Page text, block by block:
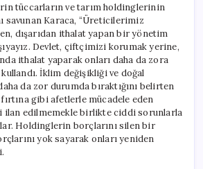
tüccarların ve tarım holdinglerinin
savunan Karaca, “Üreticilerimiz
dışarıdan ithalat yapan bir yönetim
Devlet, çiftçimizi korumak yerine,
ithalat yaparak onları daha da zora
İklim değişikliği ve doğal
da zor durumda bıraktığını belirten
fırtına gibi afetlerle mücadele eden
ilan edilmemekle birlikte ciddi sorunlarla
Holdinglerin borçlarını silen bir
yok sayarak onları yeniden